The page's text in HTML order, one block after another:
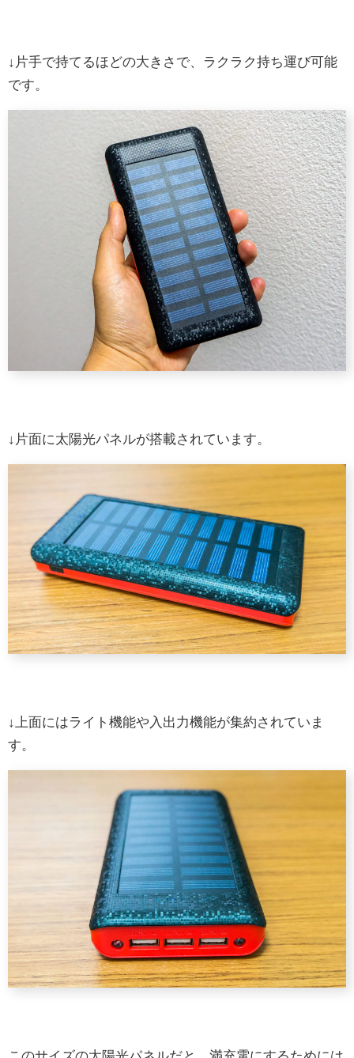
↓片手で持てるほどの大きさで、ラクラク持ち運び可能
です。
↓片面に太陽光パネルが搭載されています。
↓上面にはライト機能や入出力機能が集約されていま
す。